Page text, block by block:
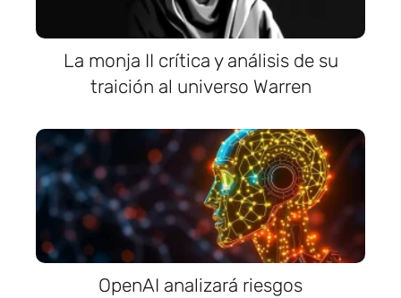
La monja II crítica y análisis de su
traición al universo Warren
OpenAI analizará riesgos